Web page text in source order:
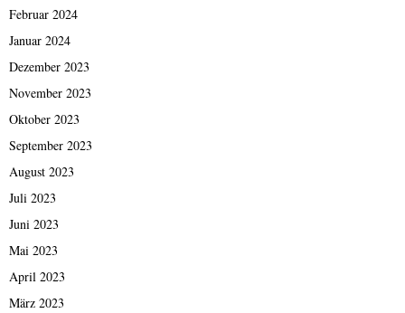
Februar 2024
Januar 2024
Dezember 2023
November 2023
Oktober 2023
September 2023
August 2023
Juli 2023
Juni 2023
Mai 2023
April 2023
März 2023